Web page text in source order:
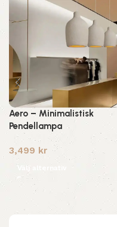
Aero – Minimalistisk
Pendellampa
3,499 kr
Välj alternativ